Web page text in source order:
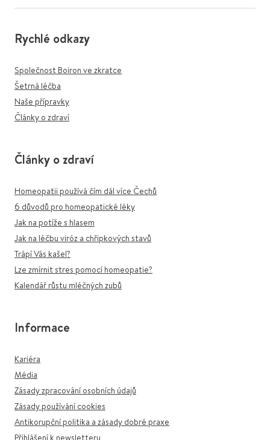
Rychlé odkazy
Společnost Boiron ve zkratce
Šetrná léčba
Naše přípravky
Články o zdraví
Články o zdraví
Homeopatii používá čím dál více Čechů
6 důvodů pro homeopatické léky
Jak na potíže s hlasem
Jak na léčbu viróz a chřipkových stavů
Trápí Vás kašel?
Lze zmírnit stres pomocí homeopatie?
Kalendář růstu mléčných zubů
Informace
Kariéra
Média
Zásady zpracování osobních údajů
Zásady používání cookies
Antikorupční politika a zásady dobré praxe
Přihlášení k newsletteru